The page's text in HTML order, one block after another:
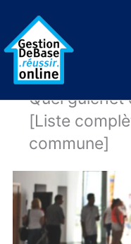
Accueil
Créer son
Quel guichet
[Liste
commune]